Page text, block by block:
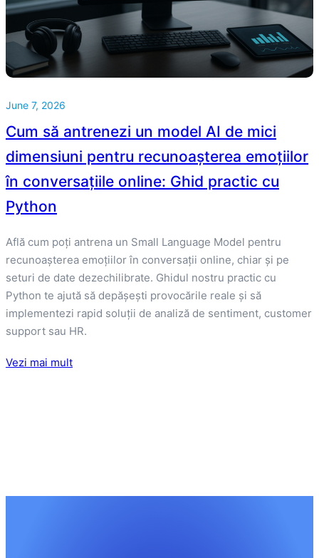
June 7, 2026
Cum să antrenezi un model AI de mici
dimensiuni pentru recunoașterea emoțiilor
în conversațiile online: Ghid practic cu
Python
Află cum poți antrena un Small Language Model pentru
recunoașterea emoțiilor în conversații online, chiar și pe
seturi de date dezechilibrate. Ghidul nostru practic cu
Python te ajută să depășești provocările reale și să
implementezi rapid soluții de analiză de sentiment, customer
support sau HR.
Vezi mai mult